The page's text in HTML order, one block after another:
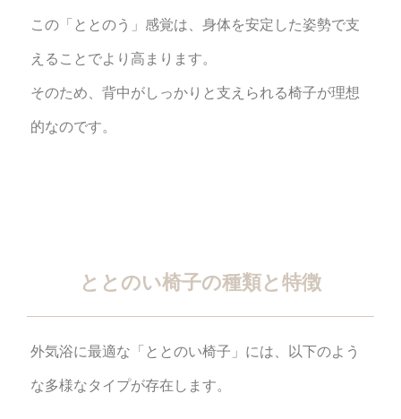
この「ととのう」感覚は、身体を安定した姿勢で支
えることでより高まります。
そのため、背中がしっかりと支えられる椅子が理想
的なのです。
ととのい椅子の種類と特徴
外気浴に最適な「ととのい椅子」には、以下のよう
な多様なタイプが存在します。